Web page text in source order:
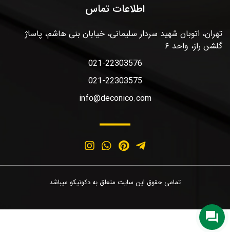
اطلاعات تماس
تهران، اتوبان شهید سردار سلیمانی، خیابان بنی هاشم، پاساژ
گلشن راز، واحد ۶
021-22303576
021-22303575
info@deconico.com
تمامی حقوق این سایت متعلق به دکونیکو میباشد